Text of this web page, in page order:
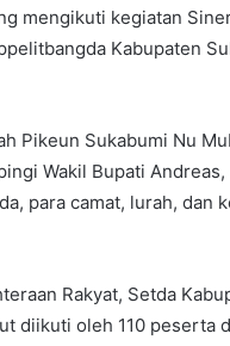
mengikuti kegiatan
Kabupaten
Pikeun Sukabumi Nu
Wakil Bupati
para camat, lurah, dan
Rakyat, Setda
diikuti oleh 110 peserta